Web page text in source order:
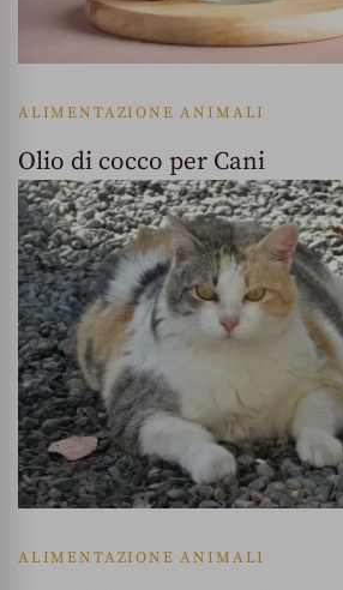
ALIMENTAZIONE ANIMALI
Olio di cocco per Cani
ALIMENTAZIONE ANIMALI